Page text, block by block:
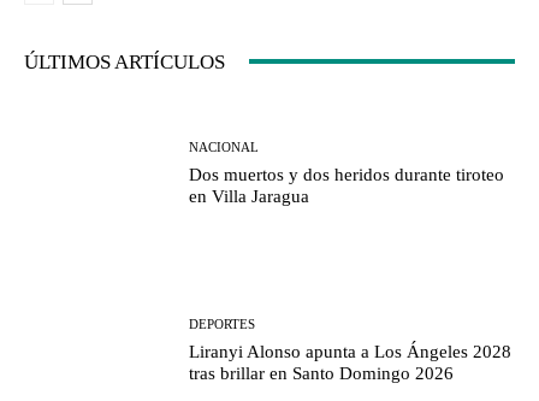
ÚLTIMOS ARTÍCULOS
NACIONAL
Dos muertos y dos heridos durante tiroteo
en Villa Jaragua
DEPORTES
Liranyi Alonso apunta a Los Ángeles 2028
tras brillar en Santo Domingo 2026